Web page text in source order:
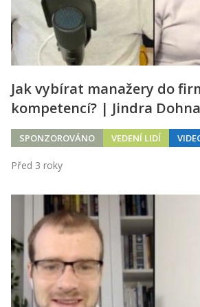
Jak vybírat manažery do
kompetencí? | Jindra
SPONZOROVÁNO VEDENÍ LIDÍ
Před 3 roky